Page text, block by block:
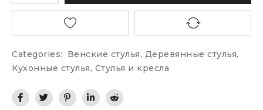
Categories: Венские стулья, Деревянные стулья,
Кухонные стулья, Стулья и кресла